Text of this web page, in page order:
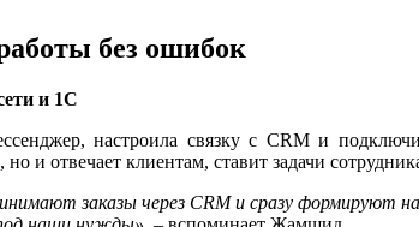
без ошибок
и 1С
настроила связку с CRM и
и отвечает клиентам, ставит задачи
заказы через CRM и сразу